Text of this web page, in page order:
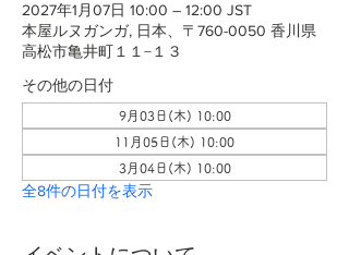
2027年1月07日 10:00 – 12:00 JST
本屋ルヌガンガ, 日本、〒760-0050 香川県
高松市亀井町１１−１３
その他の日付
9月03日(木) 10:00
11月05日(木) 10:00
3月04日(木) 10:00
全8件の日付を表示